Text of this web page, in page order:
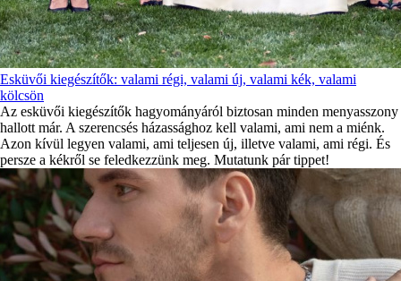
Esküvői kiegészítők: valami régi, valami új, valami kék, valami
kölcsön
Az esküvői kiegészítők hagyományáról biztosan minden menyasszony
hallott már. A szerencsés házassághoz kell valami, ami nem a miénk.
Azon kívül legyen valami, ami teljesen új, illetve valami, ami régi. És
persze a kékről se feledkezzünk meg. Mutatunk pár tippet!